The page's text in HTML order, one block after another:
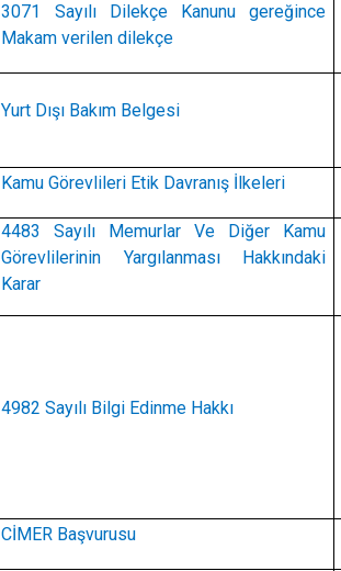
3071 Sayılı Dilekçe Kanunu gereğince
Makam verilen dilekçe
Yurt Dışı Bakım Belgesi
Kamu Görevlileri Etik Davranış İlkeleri
4483 Sayılı Memurlar Ve Diğer Kamu
Görevlilerinin Yargılanması Hakkındaki
Karar
4982 Sayılı Bilgi Edinme Hakkı
CİMER Başvurusu